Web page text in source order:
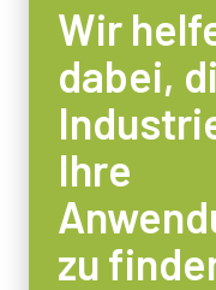
Wir
dabei,
Ihre
zu